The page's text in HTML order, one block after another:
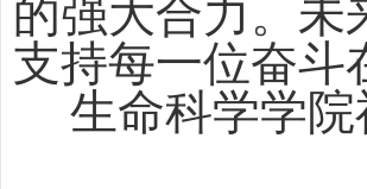
的强大合力。未
支持每一位奋斗
生命科学学